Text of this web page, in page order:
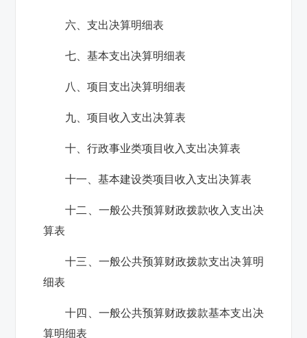
六、支出决算明细表
七、基本支出决算明细表
八、项目支出决算明细表
九、项目收入支出决算表
十、行政事业类项目收入支出决算表
十一、基本建设类项目收入支出决算表
十二、一般公共预算财政拨款收入支出决
算表
十三、一般公共预算财政拨款支出决算明
细表
十四、一般公共预算财政拨款基本支出决
算明细表